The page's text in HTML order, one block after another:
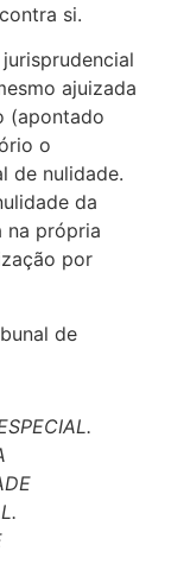
si.
ajuizada
(apontado
o
de nulidade.
da
na própria
por
de